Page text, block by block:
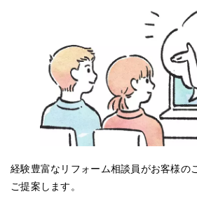
経験豊富なリフォーム相談員がお客様の
ご提案します。